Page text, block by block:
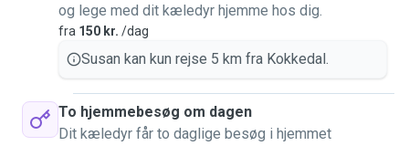
og lege med dit kæledyr hjemme hos dig.
fra 150 kr. /dag
Susan kan kun rejse 5 km fra Kokkedal.
To hjemmebesøg om dagen
Dit kæledyr får to daglige besøg i hjemmet